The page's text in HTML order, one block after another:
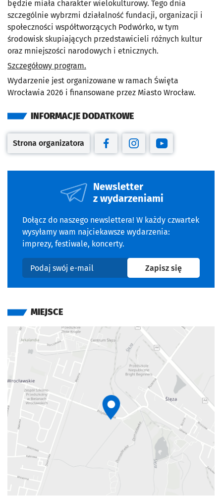
będzie miała charakter wielokulturowy. Tego dnia
szczególnie wybrzmi działalność fundacji, organizacji i
społeczności współtworzących Podwórko, w tym
środowisk skupiających przedstawicieli różnych kultur
oraz mniejszości narodowych i etnicznych.
Szczegółowy program.
Wydarzenie jest organizowane w ramach Święta
Wrocławia 2026 i finansowane przez Miasto Wrocław.
INFORMACJE DODATKOWE
Otwiera się w nowej karcie
Strona organizatora
Otwiera się w nowej karcie
Otwiera się w nowej
Otwiera się w
Newsletter
z wydarzeniami
Dołącz do naszego newslettera! W każdy czwartek
wysyłamy wam najciekawsze wydarzenia:
imprezy, festiwale, koncerty.
Podaj swój e-mail
Zapisz sięna
MIEJSCE